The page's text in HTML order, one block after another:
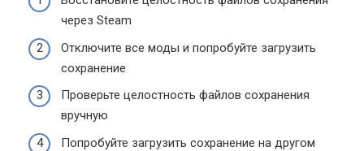
через Steam
Отключите все моды и попробуйте загрузить
сохранение
Проверьте целостность файлов сохранения
вручную
Попробуйте загрузить сохранение на другом